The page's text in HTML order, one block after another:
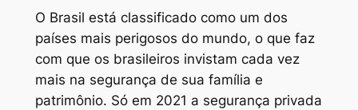
O Brasil está classificado como um dos
países mais perigosos do mundo, o que faz
com que os brasileiros invistam cada vez
mais na segurança de sua família e
patrimônio. Só em 2021 a segurança privada